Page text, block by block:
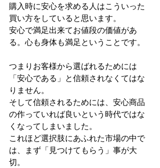
購入時に安心を求める人はこういった
買い方をしていると思います。
安心で満足出来てお値段の価値があ
る。心も身体も満足ということです。
つまりお客様から選ばれるためには
「安心である」と信頼されなくてはな
りません。
そして信頼されるためには、安心商品
の作っていれば良いという時代ではな
くなってしまいました。
これほど選択肢にあふれた市場の中で
は、まず「見つけてもらう」事が大
切。